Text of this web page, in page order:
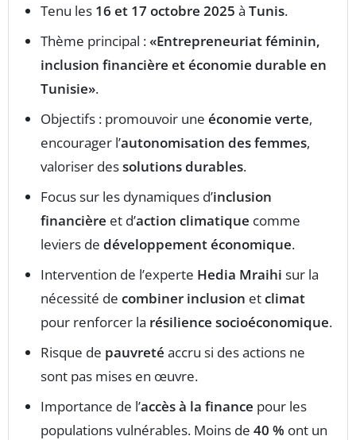
Tenu les 16 et 17 octobre 2025 à Tunis.
Thème principal :«Entrepreneuriat féminin,
inclusion financière et économie durable en
Tunisie».
Objectifs : promouvoir une économie verte,
encourager l’autonomisation des femmes,
valoriser dessolutions durables.
Focus sur les dynamiques d’inclusion
financière et d’action climatique comme
leviers de développement économique.
Intervention de l’experte Hedia Mraihi sur la
nécessité de combiner inclusion etclimat
pour renforcer la résilience socioéconomique.
Risque de pauvreté accru si des actions ne
sont pas mises en œuvre.
Importance de l’accès à la finance pour les
populations vulnérables. Moins de 40 % ont un